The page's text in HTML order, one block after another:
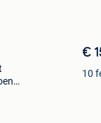
€
10